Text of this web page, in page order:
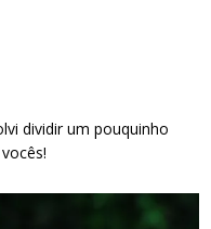
dividir um pouquinho